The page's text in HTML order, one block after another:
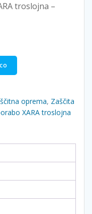
troslojna –
oprema, Zaščita
XARA troslojna